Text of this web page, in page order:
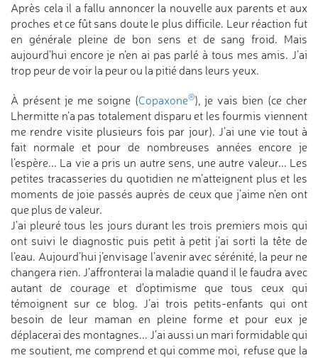
Après cela il a fallu annoncer la nouvelle aux parents et aux
proches et ce fût sans doute le plus difficile. Leur réaction fut
en générale pleine de bon sens et de sang froid. Mais
aujourd’hui encore je n’en ai pas parlé à tous mes amis. J’ai
trop peur de voir la peur ou la pitié dans leurs yeux.
À présent je me soigne (Copaxone®), je vais bien (ce cher
Lhermitte n’a pas totalement disparu et les fourmis viennent
me rendre visite plusieurs fois par jour). J’ai une vie tout à
fait normale et pour de nombreuses années encore je
l’espère... La vie a pris un autre sens, une autre valeur... Les
petites tracasseries du quotidien ne m’atteignent plus et les
moments de joie passés auprès de ceux que j’aime n’en ont
que plus de valeur.
J’ai pleuré tous les jours durant les trois premiers mois qui
ont suivi le diagnostic puis petit à petit j’ai sorti la tête de
l’eau. Aujourd’hui j’envisage l’avenir avec sérénité, la peur ne
changera rien. J’affronterai la maladie quand il le faudra avec
autant de courage et d’optimisme que tous ceux qui
témoignent sur ce blog. J’ai trois petits-enfants qui ont
besoin de leur maman en pleine forme et pour eux je
déplacerai des montagnes... J’ai aussi un mari formidable qui
me soutient, me comprend et qui comme moi, refuse que la